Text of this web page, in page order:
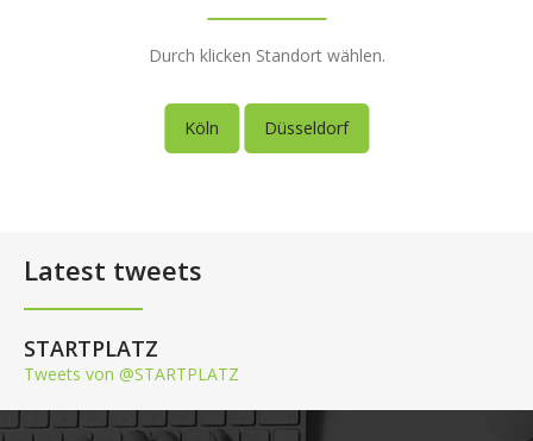
Durch klicken Standort wählen.
Köln Düsseldorf
Latest tweets
STARTPLATZ
Tweets von @STARTPLATZ